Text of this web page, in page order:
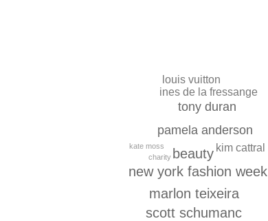
marlon teixeira
scott schumanc
new york fashion week
beauty
pamela anderson
tony duran
ines de la fressange
louis vuitton
kim cattral
charity
kate moss